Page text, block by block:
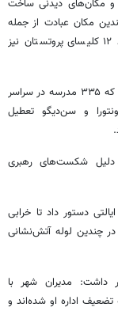
و مکان‌های دیدنی ساخت
مکان عبادت از جمله
یک مسجد، یک کنیسه، یک کلیسای کاتولیک و حدود ۱۲ کلیسای پروتستان نیز
وزارت آموزش و پرورش کالیفرنیا روز چهارشنبه اعلام کرد که ۳۳۵ مدرسه در سراسر
ونتورا و سن‌دیگو تعطیل
دلیل شکست‌های رهبری
دستور داد تا خرابی
آب در چندین لوله آتش‌نشانی
مدیران شهر با
اداره او شده‌اند و